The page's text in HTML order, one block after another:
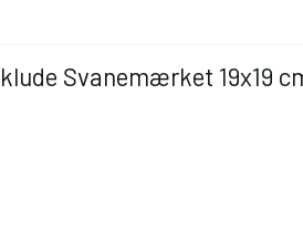
Svanemærket 19x19